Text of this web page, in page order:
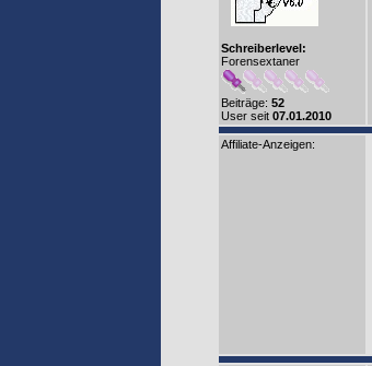
Schreiberlevel:
Forensextaner
Beiträge: 52
User seit 07.01.2010
Affiliate-Anzeigen: